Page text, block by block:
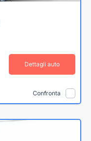
Dettagli auto
Confronta